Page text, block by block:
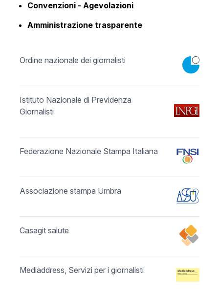
Convenzioni - Agevolazioni
Amministrazione trasparente
Ordine nazionale dei giornalisti
Istituto Nazionale di Previdenza
Giornalisti
Federazione Nazionale Stampa Italiana
Associazione stampa Umbra
Casagit salute
Mediaddress, Servizi per i giornalisti